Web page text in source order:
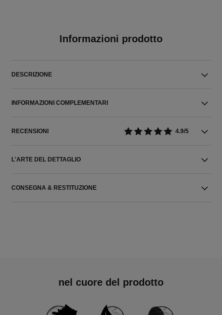
Informazioni prodotto
DESCRIZIONE
INFORMAZIONI COMPLEMENTARI
RECENSIONI 4.9/5
L'ARTE DEL DETTAGLIO
CONSEGNA & RESTITUZIONE
nel cuore del prodotto